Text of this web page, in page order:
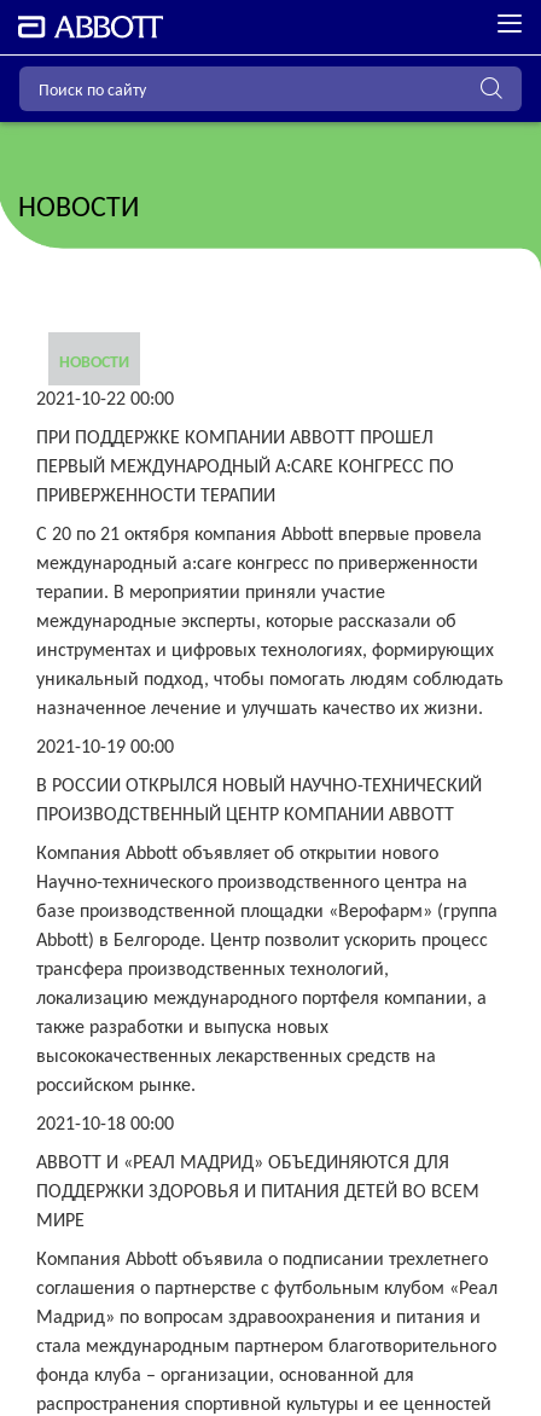
НОВОСТИ
НОВОСТИ
2021-10-22 00:00
ПРИ ПОДДЕРЖКЕ КОМПАНИИ ABBOTT ПРОШЕЛ
ПЕРВЫЙ МЕЖДУНАРОДНЫЙ A:CARE КОНГРЕСС ПО
ПРИВЕРЖЕННОСТИ ТЕРАПИИ
С 20 по 21 октября компания Abbott впервые провела
международный a:care конгресс по приверженности
терапии. В мероприятии приняли участие
международные эксперты, которые рассказали об
инструментах и цифровых технологиях, формирующих
уникальный подход, чтобы помогать людям соблюдать
назначенное лечение и улучшать качество их жизни.
2021-10-19 00:00
В РОССИИ ОТКРЫЛСЯ НОВЫЙ НАУЧНО-ТЕХНИЧЕСКИЙ
ПРОИЗВОДСТВЕННЫЙ ЦЕНТР КОМПАНИИ ABBOTT
Компания Abbott объявляет об открытии нового
Научно-технического производственного центра на
базе производственной площадки «Верофарм» (группа
Abbott) в Белгороде. Центр позволит ускорить процесс
трансфера производственных технологий,
локализацию международного портфеля компании, а
также разработки и выпуска новых
высококачественных лекарственных средств на
российском рынке.
2021-10-18 00:00
ABBOTT И «РЕАЛ МАДРИД» ОБЪЕДИНЯЮТСЯ ДЛЯ
ПОДДЕРЖКИ ЗДОРОВЬЯ И ПИТАНИЯ ДЕТЕЙ ВО ВСЕМ
МИРЕ
Компания Abbott объявила о подписании трехлетнего
соглашения о партнерстве с футбольным клубом «Реал
Мадрид» по вопросам здравоохранения и питания и
стала международным партнером благотворительного
фонда клуба – организации, основанной для
распространения спортивной культуры и ее ценностей